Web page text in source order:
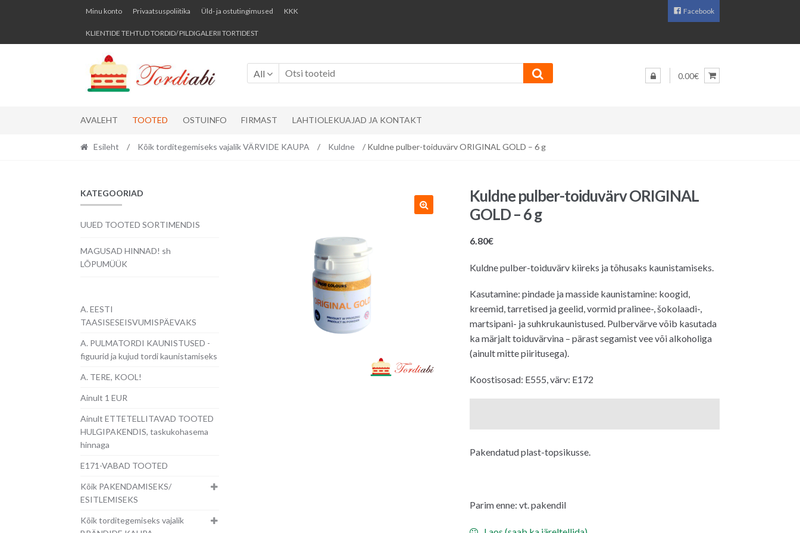
Skip
navigation
Skip
content
Minu konto Privaatsuspoliitika Üld- ja ostutingimused KKK
KLIENTIDE TEHTUD TORDID/ PILDIGALERII TORTIDEST
Facebook
All 0.00€
AVALEHT TOOTED OSTUINFO FIRMAST LAHTIOLEKUAJAD JA KONTAKT
Esileht / Kõik torditegemiseks vajalik VÄRVIDE KAUPA / Kuldne / Kuldne pulber-toiduvärv ORIGINAL GOLD – 6 g
Kuldne pulber-toiduvärv ORIGINAL
GOLD – 6 g
6.80€
Kuldne pulber-toiduvärv kiireks ja tõhusaks kaunistamiseks.
Kasutamine: pindade ja masside kaunistamine: koogid,
kreemid, tarretised ja geelid, vormid pralinee-, šokolaadi-,
martsipani- ja suhkrukaunistused. Pulbervärve võib kasutada
ka märjalt toiduvärvina – pärast segamist vee või alkoholiga
(ainult mitte piiritusega).
Koostisosad: E555, värv: E172
Pakendatud plast-topsikusse.
Parim enne: vt. pakendil
KATEGOORIAD
UUED TOOTED SORTIMENDIS
MAGUSAD HINNAD! sh
LÕPUMÜÜK
A. EESTI
TAASISESEISVUMISPÄEVAKS
A. PULMATORDI KAUNISTUSED -
figuurid ja kujud tordi kaunistamiseks
A. TERE, KOOL!
Ainult 1 EUR
Ainult ETTETELLITAVAD TOOTED
HULGIPAKENDIS, taskukohasema
hinnaga
E171-VABAD TOOTED
Kõik PAKENDAMISEKS/
ESITLEMISEKS
Kõik torditegemiseks vajalik